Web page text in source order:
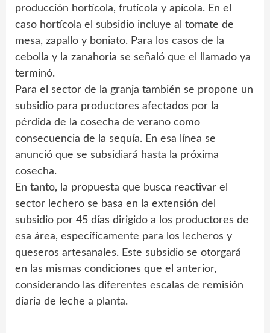
producción hortícola, frutícola y apícola. En el
caso hortícola el subsidio incluye al tomate de
mesa, zapallo y boniato. Para los casos de la
cebolla y la zanahoria se señaló que el llamado ya
terminó.
Para el sector de la granja también se propone un
subsidio para productores afectados por la
pérdida de la cosecha de verano como
consecuencia de la sequía. En esa línea se
anunció que se subsidiará hasta la próxima
cosecha.
En tanto, la propuesta que busca reactivar el
sector lechero se basa en la extensión del
subsidio por 45 días dirigido a los productores de
esa área, específicamente para los lecheros y
queseros artesanales. Este subsidio se otorgará
en las mismas condiciones que el anterior,
considerando las diferentes escalas de remisión
diaria de leche a planta.